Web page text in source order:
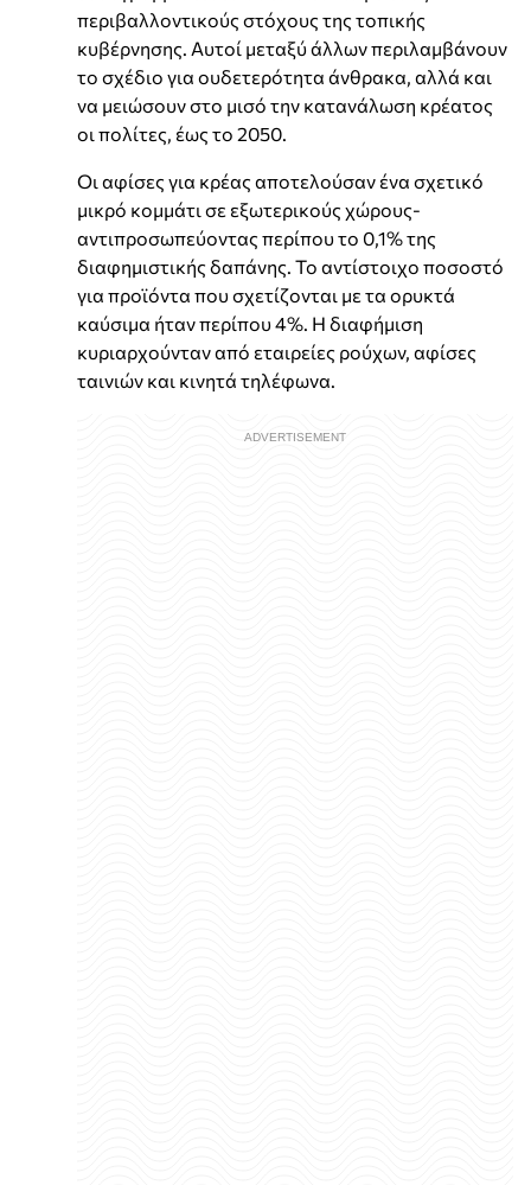
περιβαλλοντικούς στόχους της τοπικής
κυβέρνησης. Αυτοί μεταξύ άλλων περιλαμβάνουν
το σχέδιο για ουδετερότητα άνθρακα, αλλά και
να μειώσουν στο μισό την κατανάλωση κρέατος
οι πολίτες, έως το 2050.
Οι αφίσες για κρέας αποτελούσαν ένα σχετικό
μικρό κομμάτι σε εξωτερικούς χώρους-
αντιπροσωπεύοντας περίπου το 0,1% της
διαφημιστικής δαπάνης. Το αντίστοιχο ποσοστό
για προϊόντα που σχετίζονται με τα ορυκτά
καύσιμα ήταν περίπου 4%. Η διαφήμιση
κυριαρχούνταν από εταιρείες ρούχων, αφίσες
ταινιών και κινητά τηλέφωνα.